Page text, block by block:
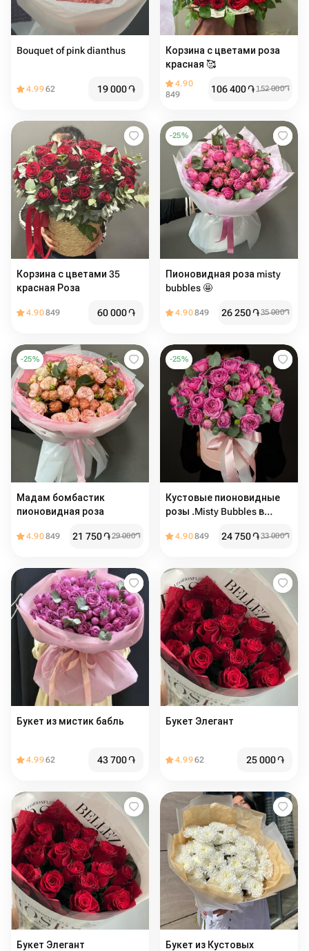
Bouquet of pink dianthus
4.9962 19 000֏
Корзина с цветами роза
красная 🥰
4.90
849
106 400֏ 152 000֏
Корзина с цветами 35
красная Роза
4.90849 60 000֏
-25%
Пионовидная роза misty
bubbles 🤩
4.90849 26 250֏35 000֏
-25%
Мадам бомбастик
пионовидная роза
4.90849 21 750֏29 000֏
-25%
Кустовые пионовидные
розы .Misty Bubbles в
4.90849 24 750֏33 000֏
Букет из мистик бабль
4.9962 43 700֏
Букет Элегант
4.9962 25 000֏
Букет Элегант
Букет из Кустовых